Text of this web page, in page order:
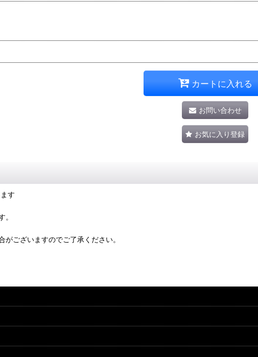
カートに入れる
お問い合わせ
お気に入り登録
す
。
ございますのでご了承ください。